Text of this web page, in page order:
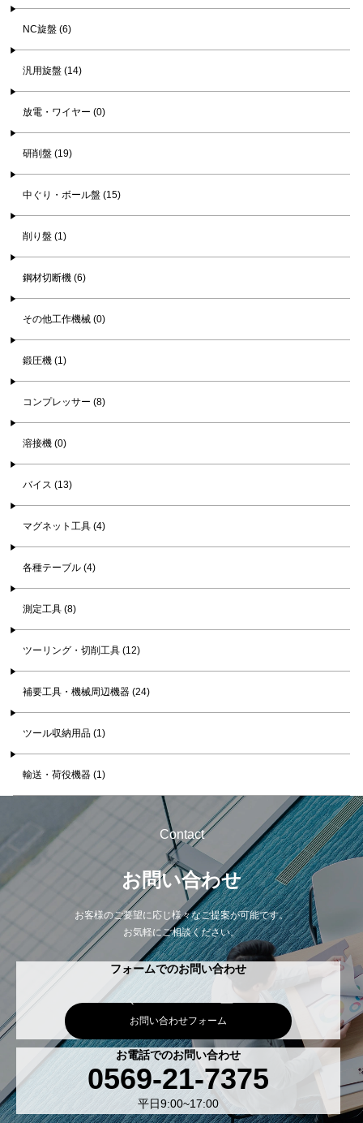
NC旋盤 (6)
汎用旋盤 (14)
放電・ワイヤー (0)
研削盤 (19)
中ぐり・ボール盤 (15)
削り盤 (1)
鋼材切断機 (6)
その他工作機械 (0)
鍛圧機 (1)
コンプレッサー (8)
溶接機 (0)
バイス (13)
マグネット工具 (4)
各種テーブル (4)
測定工具 (8)
ツーリング・切削工具 (12)
補要工具・機械周辺機器 (24)
ツール収納用品 (1)
輸送・荷役機器 (1)
Contact
お問い合わせ
お客様のご要望に応じ様々なご提案が可能です。
お気軽にご相談ください。
フォームでのお問い合わせ
お問い合わせフォーム
お電話でのお問い合わせ
0569-21-7375
平日9:00~17:00